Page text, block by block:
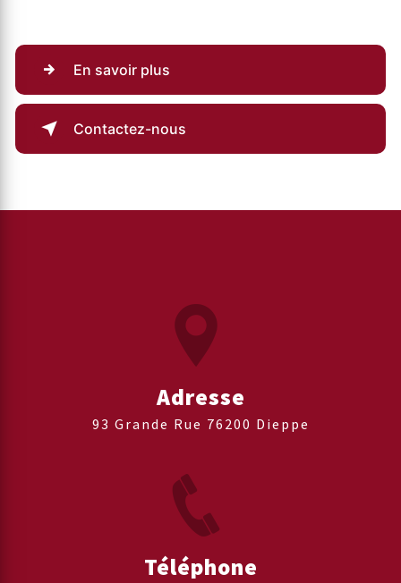
En savoir plus
Contactez-nous
Adresse
93 Grande Rue 76200 Dieppe
Téléphone